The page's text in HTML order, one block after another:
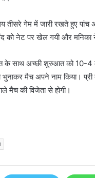
तीसरे गेम में जारी रखते हुए
को नेट पर खेल गयी और
के साथ अच्छी शुरुआत को 10-4
मैच अपने नाम किया। प्री
मैच की विजेता से होगी।